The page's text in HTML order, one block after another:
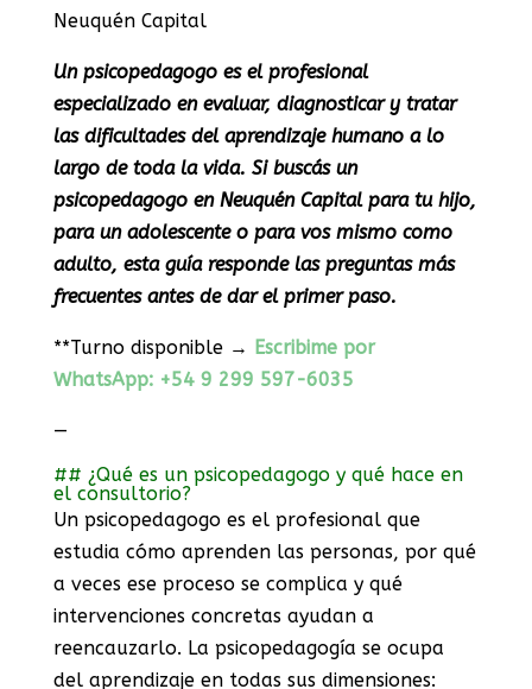
Neuquén Capital
Un psicopedagogo es el profesional
especializado en evaluar, diagnosticar y tratar
las dificultades del aprendizaje humano a lo
largo de toda la vida. Si buscás un
psicopedagogo en Neuquén Capital para tu hijo,
para un adolescente o para vos mismo como
adulto, esta guía responde las preguntas más
frecuentes antes de dar el primer paso.
**Turno disponible → Escribime por
WhatsApp: +54 9 299 597-6035
—
## ¿Qué es un psicopedagogo y qué hace en
el consultorio?
Un psicopedagogo es el profesional que
estudia cómo aprenden las personas, por qué
a veces ese proceso se complica y qué
intervenciones concretas ayudan a
reencauzarlo. La psicopedagogía se ocupa
del aprendizaje en todas sus dimensiones: